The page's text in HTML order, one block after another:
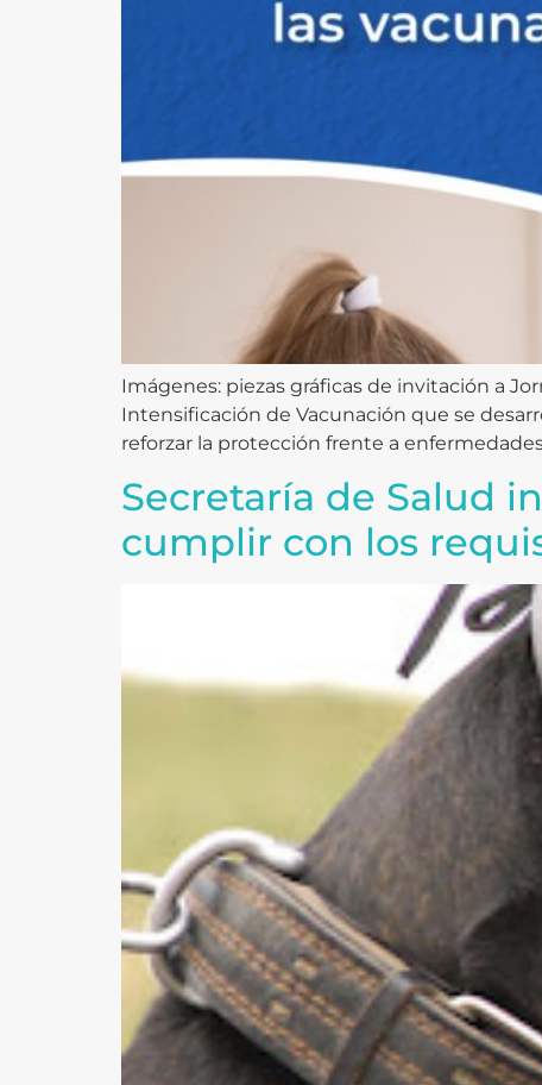
Imágenes: piezas gráficas de invitación a
Intensificación de Vacunación que se
reforzar la protección frente a
Secretaría de Salud
cumplir con los